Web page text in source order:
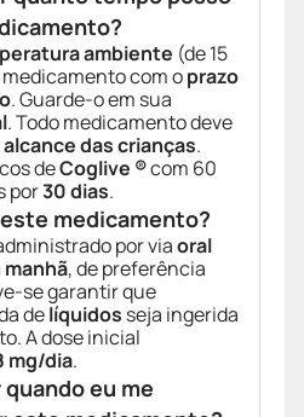
ambiente (de 15
medicamento com oprazo
. Guarde-o em sua
. Todo medicamento deve
das crianças.
deCoglive ®com 60
por30 dias.
medicamento?
por viaoral
manhã, de preferência
se garantir que
delíquidos seja ingerida
A dose inicial
mg/dia.
eu me